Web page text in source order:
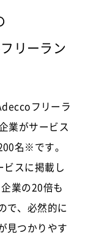
リーラン
フリーラ
業がサービス
名※です。
スに掲載し
業の20倍も
で、必然的に
見つかりやす